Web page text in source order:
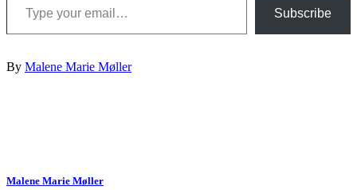
Subscribe
By Malene Marie Møller
Malene Marie Møller